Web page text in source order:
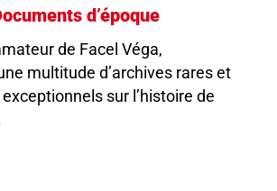
d’époque
de Facel Véga,
multitude d’archives rares et
sur l’histoire de